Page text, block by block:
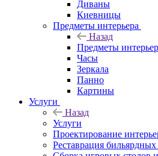
Диваны
Киевницы
Предметы интерьера
Назад
Предметы
Часы
Зеркала
Панно
Картины
Услуги
Назад
Услуги
Проектирование
Реставрация бильярдных